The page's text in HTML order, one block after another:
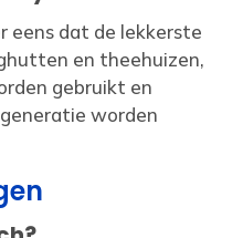
eens dat de lekkerste
en theehuizen,
gebruikt en
worden